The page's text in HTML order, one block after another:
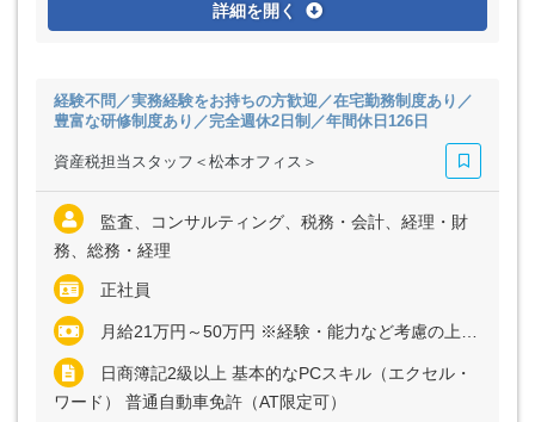
詳細を開く
経験不問／実務経験をお持ちの方歓迎／在宅勤務制度あり／
豊富な研修制度あり／完全週休2日制／年間休日126日
資産税担当スタッフ＜松本オフィス＞
監査、コンサルティング、税務・会計、経理・財
務、総務・経理
正社員
月給21万円～50万円 ※経験・能力など考慮の上、決定いたします ※残業代は全額支給
日商簿記2級以上 基本的なPCスキル（エクセル・
ワード） 普通自動車免許（AT限定可）